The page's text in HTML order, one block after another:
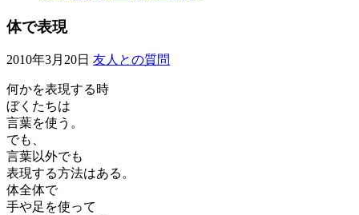
体で表現
2010年3月20日 友人との質問
何かを表現する時
ぼくたちは
言葉を使う。
でも、
言葉以外でも
表現する方法はある。
体全体で
手や足を使って